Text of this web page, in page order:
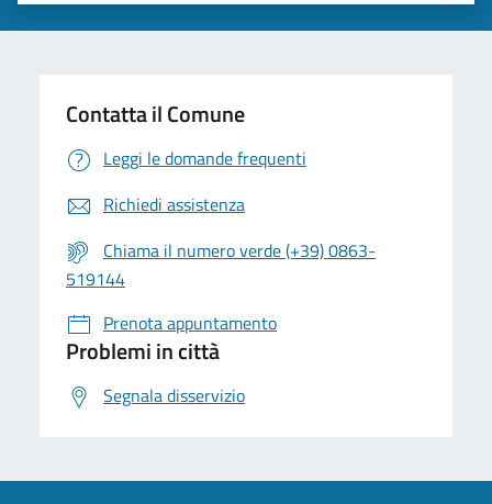
Contatta il Comune
Leggi le domande frequenti
Richiedi assistenza
Chiama il numero verde (+39) 0863-
519144
Prenota appuntamento
Problemi in città
Segnala disservizio